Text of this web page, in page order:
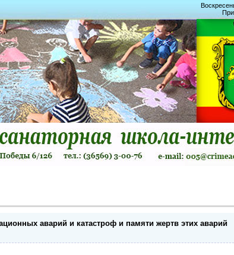
аварий и катастроф и памяти жертв этих аварий